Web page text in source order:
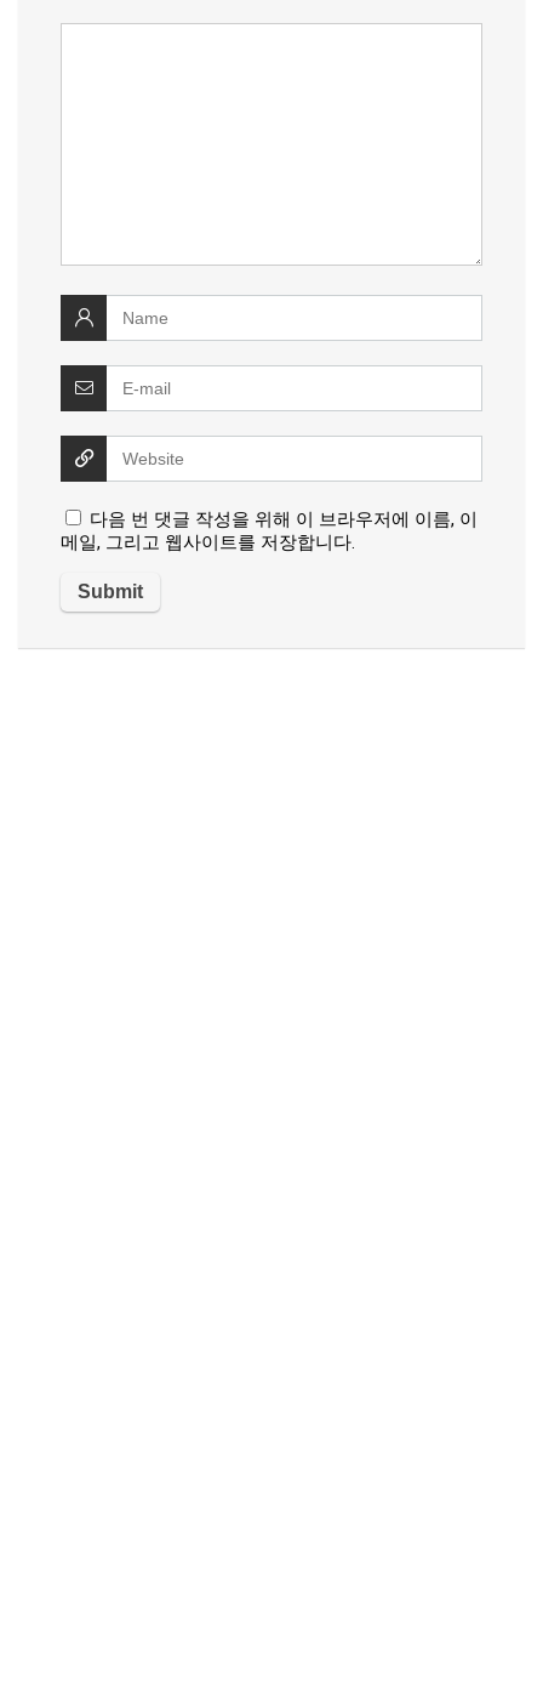
다음 번 댓글 작성을 위해 이 브라우저에 이름, 이
메일, 그리고 웹사이트를 저장합니다.